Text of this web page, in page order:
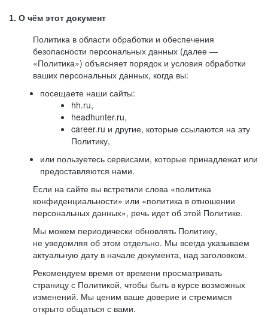
1. О чём этот документ
Политика в области обработки и обеспечения
безопасности персональных данных (далее —
«Политика») объясняет порядок и условия обработки
ваших персональных данных, когда вы:
посещаете наши сайты:
hh.ru,
headhunter.ru,
career.ru и другие, которые ссылаются на эту
Политику,
или пользуетесь сервисами, которые принадлежат или
предоставляются нами.
Если на сайте вы встретили слова «политика
конфиденциальности» или «политика в отношении
персональных данных», речь идет об этой Политике.
Мы можем периодически обновлять Политику,
не уведомляя об этом отдельно. Мы всегда указываем
актуальную дату в начале документа, над заголовком.
Рекомендуем время от времени просматривать
страницу с Политикой, чтобы быть в курсе возможных
изменений. Мы ценим ваше доверие и стремимся
открыто общаться с вами.